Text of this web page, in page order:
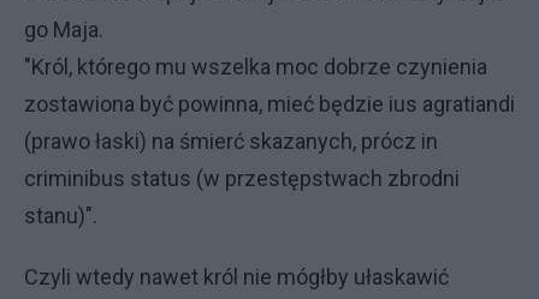
go Maja.
"Król, którego mu wszelka moc dobrze czynienia
zostawiona być powinna, mieć będzie ius agratiandi
(prawo łaski) na śmierć skazanych, prócz in
criminibus status (w przestępstwach zbrodni
stanu)".
Czyli wtedy nawet król nie mógłby ułaskawić